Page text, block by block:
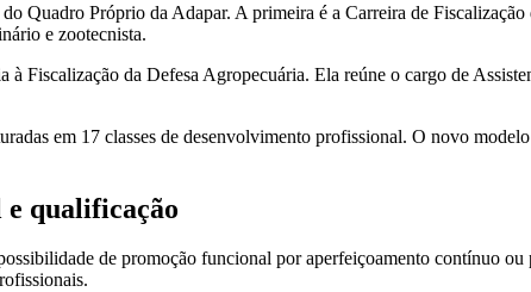
Quadro Próprio da Adapar. A primeira é a Carreira de
e zootecnista.
à Fiscalização da Defesa Agropecuária. Ela reúne o cargo de
em 17 classes de desenvolvimento profissional. O novo
qualificação
de promoção funcional por aperfeiçoamento contínuo